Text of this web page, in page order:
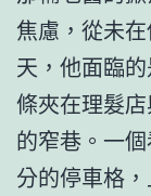
焦慮，從未
天，他面臨
條夾在理髮
的窄巷。一
分的停車格